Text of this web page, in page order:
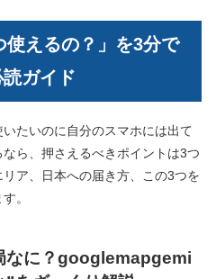
使えるの？」を3分で
ガイド
たいのに自分のスマホには出て
ら、押さえるべきポイントは3つ
ア、日本への届き方、この3つを
。
なに？googlemapgemi